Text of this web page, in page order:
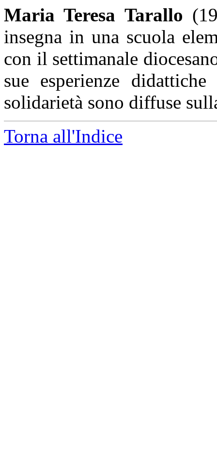
Maria Teresa Tarallo
insegna in una scuola
con il settimanale
sue esperienze
solidarietà sono diffuse
Torna all'Indice